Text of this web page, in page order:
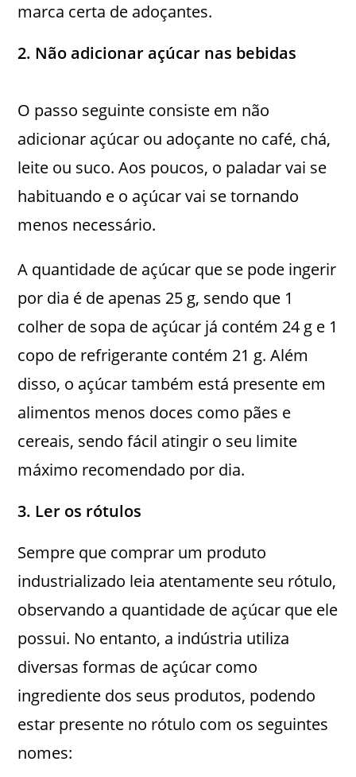
marca certa de adoçantes.
2. Não adicionar açúcar nas bebidas
O passo seguinte consiste em não
adicionar açúcar ou adoçante no café, chá,
leite ou suco. Aos poucos, o paladar vai se
habituando e o açúcar vai se tornando
menos necessário.
A quantidade de açúcar que se pode ingerir
por dia é de apenas 25 g, sendo que 1
colher de sopa de açúcar já contém 24 g e 1
copo de refrigerante contém 21 g. Além
disso, o açúcar também está presente em
alimentos menos doces como pães e
cereais, sendo fácil atingir o seu limite
máximo recomendado por dia.
3. Ler os rótulos
Sempre que comprar um produto
industrializado leia atentamente seu rótulo,
observando a quantidade de açúcar que ele
possui. No entanto, a indústria utiliza
diversas formas de açúcar como
ingrediente dos seus produtos, podendo
estar presente no rótulo com os seguintes
nomes: